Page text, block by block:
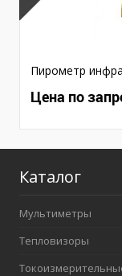
Пирометр
Цена по
Каталог
Мультиметры
Тепловизоры